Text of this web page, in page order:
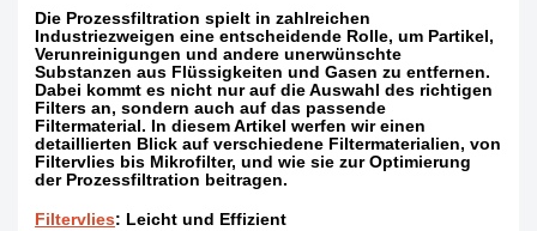
Die Prozessfiltration spielt in zahlreichen
Industriezweigen eine entscheidende Rolle, um Partikel,
Verunreinigungen und andere unerwünschte
Substanzen aus Flüssigkeiten und Gasen zu entfernen.
Dabei kommt es nicht nur auf die Auswahl des richtigen
Filters an, sondern auch auf das passende
Filtermaterial. In diesem Artikel werfen wir einen
detaillierten Blick auf verschiedene Filtermaterialien, von
Filtervlies bis Mikrofilter, und wie sie zur Optimierung
der Prozessfiltration beitragen.
Filtervlies: Leicht und Effizient